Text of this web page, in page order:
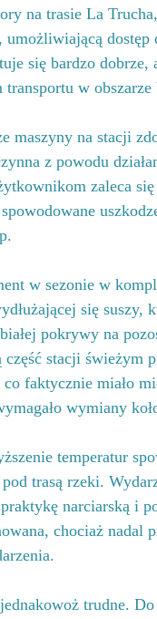
na trasie La
dostęp
się bardzo
w
maszyny na stacji
z powodu
zaleca
w sezonie w
się suszy,
pokrywy na
część stacji świeżym
faktycznie miało
wymiany
temperatur
trasą rzeki.
narciarską i
chociaż nadal
trudne.